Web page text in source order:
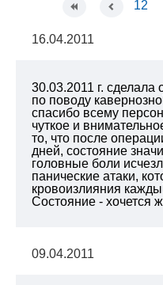
12
16.04.2011
30.03.2011 г.
по поводу
спасибо всему
чуткое и
то, что после
дней, состояние
головные боли
панические атаки,
кровоизлияния
Состояние - хочется
09.04.2011